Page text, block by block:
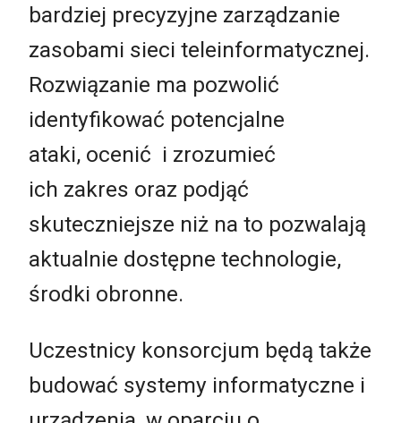
bardziej precyzyjne zarządzanie
zasobami sieci teleinformatycznej.
Rozwiązanie ma pozwolić
identyfikować potencjalne
ataki, ocenić i zrozumieć
ich zakres oraz podjąć
skuteczniejsze niż na to pozwalają
aktualnie dostępne technologie,
środki obronne.
Uczestnicy konsorcjum będą także
budować systemy informatyczne i